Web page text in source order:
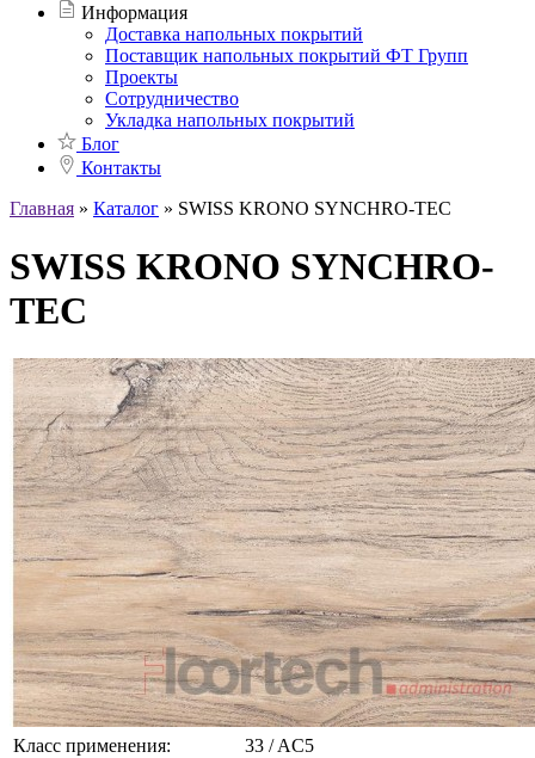
Информация
Доставка напольных покрытий
Поставщик напольных покрытий ФТ Групп
Проекты
Сотрудничество
Укладка напольных покрытий
Блог
Контакты
Главная » Каталог » SWISS KRONO SYNCHRO-TEC
SWISS KRONO SYNCHRO-
TEC
Класс применения:
33 / AC5